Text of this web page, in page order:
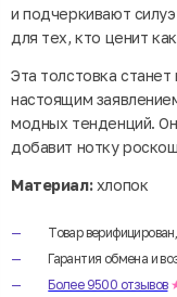
и подчеркивают
для тех, кто ценит
Эта толстовка
настоящим
модных тенденций.
добавит нотку
Материал:хлопок
Товар
Гарантия обмена и
Более 9500 отзывов